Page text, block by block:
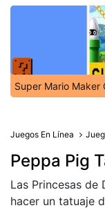
Super Mario Maker
Juegos En Línea
Peppa Pig
Las Princesas de
hacer un tatuaje